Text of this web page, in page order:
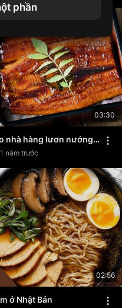
03:30
nhà hàng lươn nướng
1 năm trước
02:56
ở Nhật Bản
phần